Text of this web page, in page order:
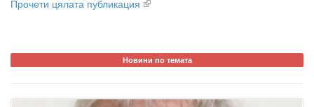
Прочети цялата публикация
Новини по темата